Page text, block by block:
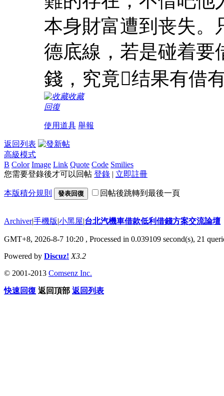
本身財富遭到丧失。
德底線，若是碰着要
錢，究竟结果有借
收藏
回復
使用道具 舉報
返回列表
高級模式
B Color Image Link Quote Code Smilies
您需要登錄後才可以回帖 登錄 | 立即註冊
本版積分規則 發表回復 回帖後跳轉到最後一頁
Archiver|手機版|小黑屋|台北汽機車借款低利借錢方案交流論壇
GMT+8, 2026-8-7 10:20 , Processed in 0.039109 second(s), 21
Powered by Discuz! X3.2
© 2001-2013 Comsenz Inc.
快速回復 返回頂部 返回列表